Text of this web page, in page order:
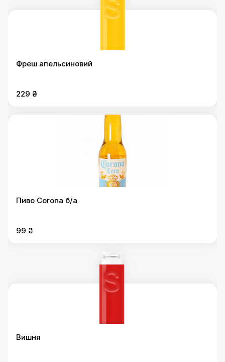
Фреш апельсиновий
229 ₴
Пиво Corona б/а
99 ₴
Вишня